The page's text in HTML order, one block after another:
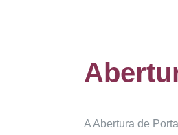
A Abertura de